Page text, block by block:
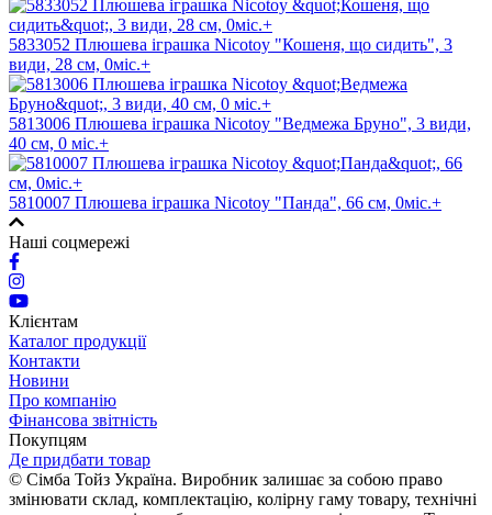
5833052 Плюшева іграшка Nicotoy "Кошеня, що сидить", 3
види, 28 см, 0міс.+
5813006 Плюшева іграшка Nicotoy "Ведмежа Бруно", 3 види,
40 см, 0 міс.+
5810007 Плюшева іграшка Nicotoy "Панда", 66 см, 0міс.+
Наші соцмережі
Клієнтам
Каталог продукції
Контакти
Новини
Про компанію
Фінансова звітність
Покупцям
Де придбати товар
© Сімба Тойз Україна. Виробник залишає за собою право
змінювати склад, комплектацію, колірну гаму товару, технічні